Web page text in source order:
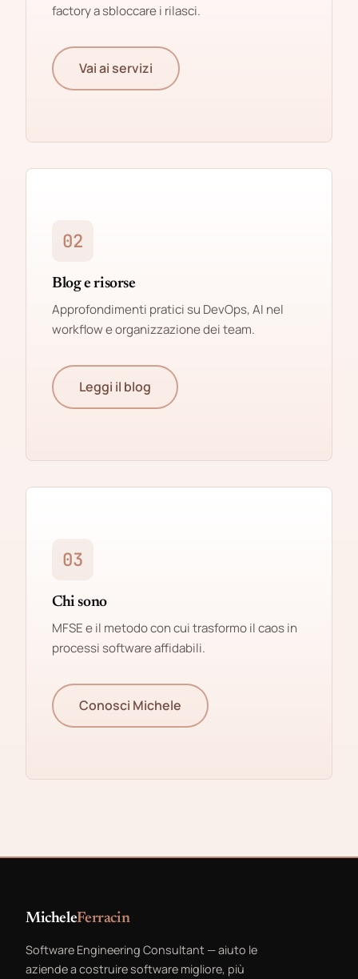
factory a sbloccare i rilasci.
Vai ai servizi
02
Blog e risorse
Approfondimenti pratici su DevOps, AI nel
workflow e organizzazione dei team.
Leggi il blog
03
Chi sono
MFSE e il metodo con cui trasformo il caos in
processi software affidabili.
Conosci Michele
MicheleFerracin
Software Engineering Consultant — aiuto le
aziende a costruire software migliore, più